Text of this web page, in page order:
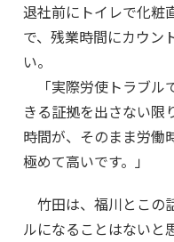
退社前にトイレで化粧
で、残業時間にカウン
い。
「実際労使トラブル
きる証拠を出さない限
時間が、そのまま労働
極めて高いです。」
竹田は、福川とこの
ルになることはないと